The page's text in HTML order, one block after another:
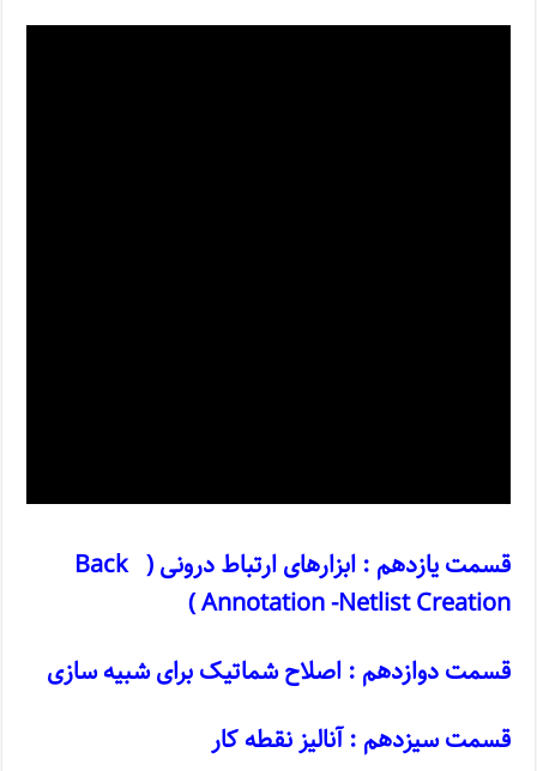
قسمت یازدهم : ابزارهای ارتباط درونی ( Back
Annotation -Netlist Creation )
قسمت دوازدهم : اصلاح شماتیک برای شبیه سازی
قسمت سیزدهم : آنالیز نقطه کار